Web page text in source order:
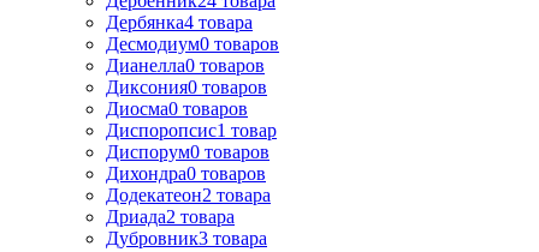
Дербянка4 товара
Десмодиум0 товаров
Дианелла0 товаров
Диксония0 товаров
Диосма0 товаров
Диспоропсис1 товар
Диспорум0 товаров
Дихондра0 товаров
Додекатеон2 товара
Дриада2 товара
Дубровник3 товара